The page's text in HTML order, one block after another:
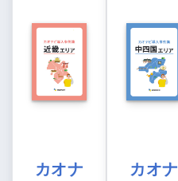
カオナ
カオナ